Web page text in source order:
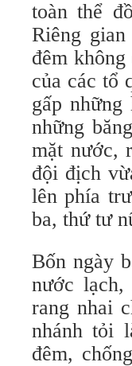
toàn thể
Riêng
đêm
của các tổ
gấp
những
mặt nước,
đội địch
lên phía
ba, thứ tư
Bốn ngày
nước
rang nhai
nhánh tỏi
đêm,